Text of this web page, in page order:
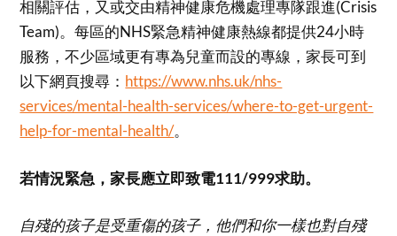
相關評估，又或交由精神健康危機處理專隊跟進(Crisis
Team)。每區的NHS緊急精神健康熱線都提供24小時
服務，不少區域更有專為兒童而設的專線，家長可到
以下網頁搜尋： https://www.nhs.uk/nhs-
services/mental-health-services/where-to-get-urgent-
help-for-mental-health/。
若情況緊急，家長應立即致電111/999求助。
自殘的孩子是受重傷的孩子，他們和你一樣也對自殘